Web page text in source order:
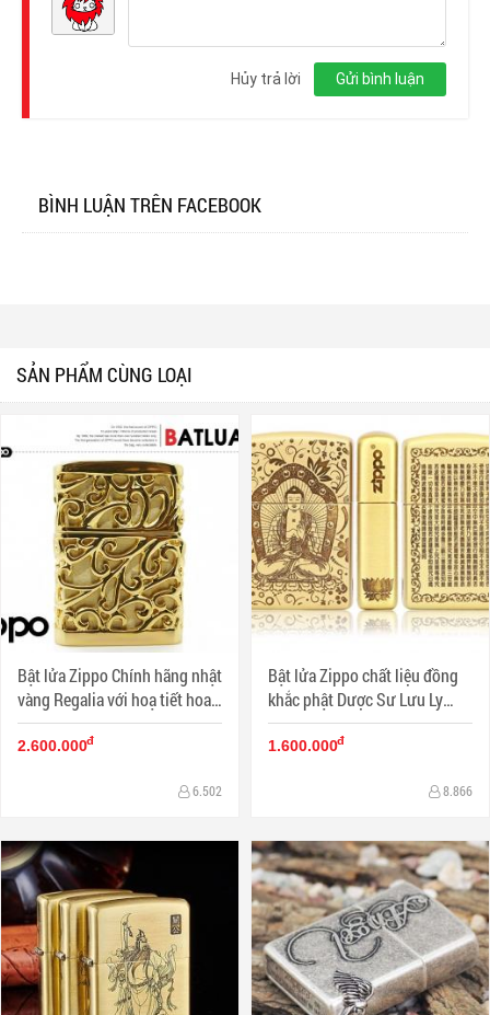
Gửi bình luận
Hủy trả lời
BÌNH LUẬN TRÊN FACEBOOK
SẢN PHẨM CÙNG LOẠI
Bật lửa Zippo Chính hãng nhật
vàng Regalia với hoạ tiết hoa
văn đặc sắc
2.600.000đ
6.502
Bật lửa Zippo chất liệu đồng
khắc phật Dược Sư Lưu Ly
Quang Vương Như Lai và Bát
Nhã Ba La Mật Đa Tâm Kinh
1.600.000đ
8.866